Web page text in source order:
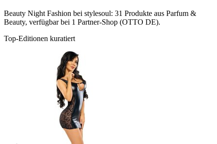
Beauty Night Fashion bei stylesoul: 31 Produkte aus Parfum &
Beauty, verfügbar bei 1 Partner-Shop (OTTO DE).
Top-Editionen kuratiert